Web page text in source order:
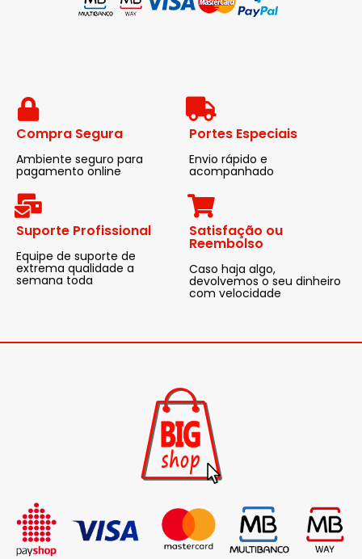
Compra Segura
Ambiente seguro para
pagamento online
Portes Especiais
Envio rápido e
acompanhado
Suporte Profissional
Equipe de suporte de
extrema qualidade a
semana toda
Satisfação ou
Reembolso
Caso haja algo,
devolvemos o seu dinheiro
com velocidade